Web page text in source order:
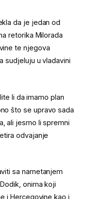
da je jedan od
retorika Milorada
te njegova
sudjeluju u vladavini
li da imamo plan
što se upravo sada
ali jesmo li spremni
odvajanje
sa nametanjem
onima koji
i Hercegovine kao i